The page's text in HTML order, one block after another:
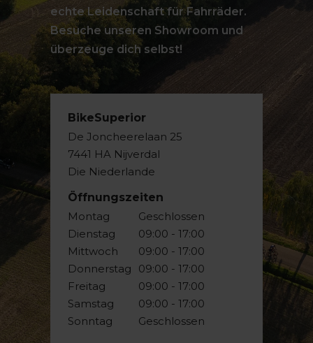
echte Leidenschaft für Fahrräder.
Besuche unseren Showroom und
überzeuge dich selbst!
BikeSuperior
De Joncheerelaan 25
7441 HA Nijverdal
Die Niederlande
Öffnungszeiten
Montag
Dienstag
Mittwoch
Donnerstag
Freitag
Samstag
Sonntag
Geschlossen
09:00 - 17:00
09:00 - 17:00
09:00 - 17:00
09:00 - 17:00
09:00 - 17:00
Geschlossen